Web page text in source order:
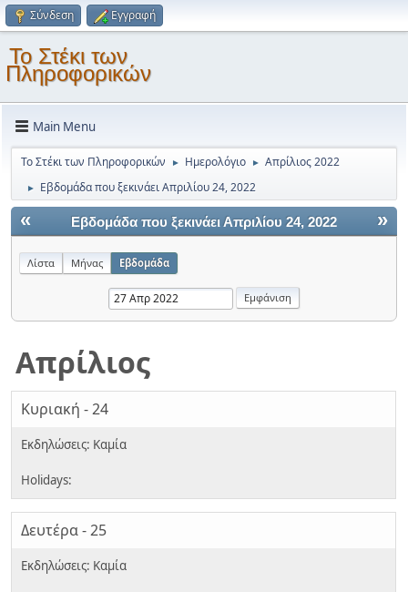
Σύνδεση Εγγραφή
Το Στέκι των
Πληροφορικών
Main Menu
Το Στέκι των Πληροφορικών ► Ημερολόγιο ► Απρίλιος 2022
► Εβδομάδα που ξεκινάει Απριλίου 24, 2022
« »
Εβδομάδα που ξεκινάει Απριλίου 24, 2022
Λίστα Μήνας Εβδομάδα
Απρίλιος
Κυριακή - 24
Δευτέρα - 25